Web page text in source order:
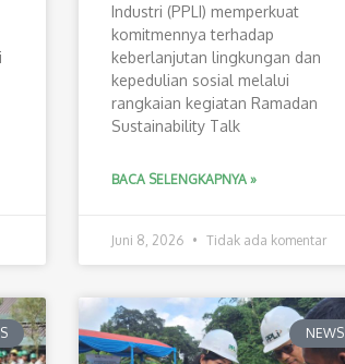
Industri (PPLI) memperkuat
komitmennya terhadap
keberlanjutan lingkungan dan
kepedulian sosial melalui
rangkaian kegiatan Ramadan
Sustainability Talk
BACA SELENGKAPNYA »
Juni 8, 2026 Tidak ada komentar
NEWS